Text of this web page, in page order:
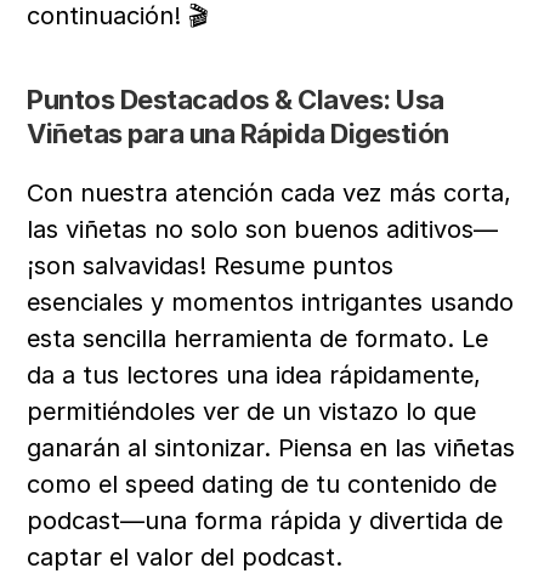
continuación! 🎬
Puntos Destacados & Claves: Usa
Viñetas para una Rápida Digestión
Con nuestra atención cada vez más corta,
las viñetas no solo son buenos aditivos—
¡son salvavidas! Resume puntos
esenciales y momentos intrigantes usando
esta sencilla herramienta de formato. Le
da a tus lectores una idea rápidamente,
permitiéndoles ver de un vistazo lo que
ganarán al sintonizar. Piensa en las viñetas
como el speed dating de tu contenido de
podcast—una forma rápida y divertida de
captar el valor del podcast.